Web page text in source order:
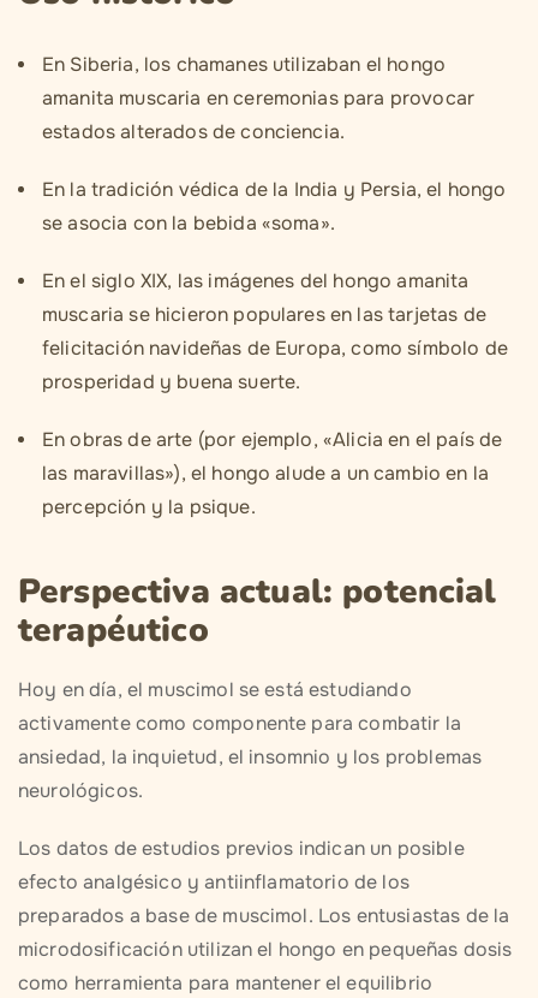
En Siberia, los chamanes utilizaban el hongo
amanita muscaria en ceremonias para provocar
estados alterados de conciencia.
En la tradición védica de la India y Persia, el hongo
se asocia con la bebida «soma».
En el siglo XIX, las imágenes del hongo amanita
muscaria se hicieron populares en las tarjetas de
felicitación navideñas de Europa, como símbolo de
prosperidad y buena suerte.
En obras de arte (por ejemplo, «Alicia en el país de
las maravillas»), el hongo alude a un cambio en la
percepción y la psique.
Perspectiva actual: potencial
terapéutico
Hoy en día, el muscimol se está estudiando
activamente como componente para combatir la
ansiedad, la inquietud, el insomnio y los problemas
neurológicos.
Los datos de estudios previos indican un posible
efecto analgésico y antiinflamatorio de los
preparados a base de muscimol. Los entusiastas de la
microdosificación utilizan el hongo en pequeñas dosis
como herramienta para mantener el equilibrio